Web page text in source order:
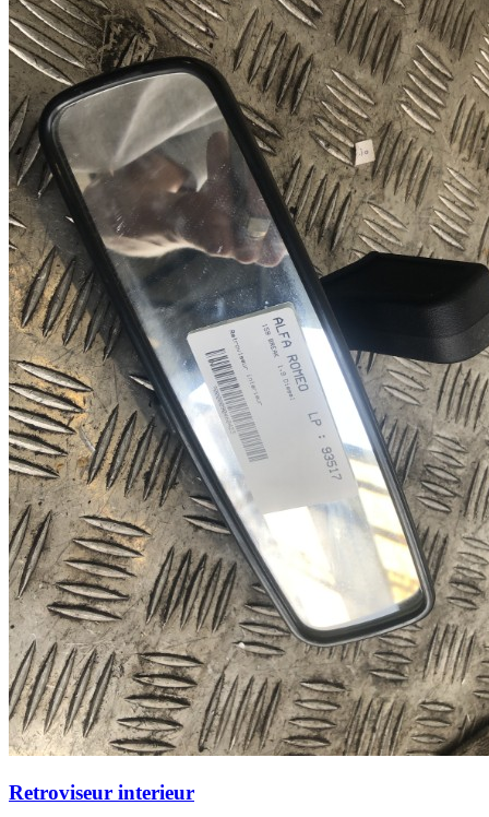
Retroviseur interieur